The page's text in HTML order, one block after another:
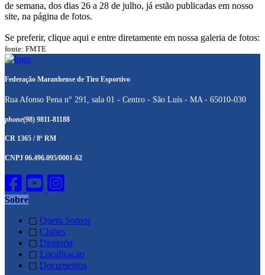
de semana, dos dias 26 a 28 de julho, já estão publicadas em nosso
site, na página de fotos.
Se preferir, clique aqui e entre diretamente em nossa galeria de fotos:
fonte: FMTE
Federação Maranhense de Tiro Esportivo
Rua Afonso Pena n° 291, sala 01 - Centro - São Luís - MA - 65010-030
phone(98) 9811-81188
CR 1365 / 8ª RM
CNPJ 06.496.095/0001-62
Sobre
▢ Quem Somos
▢ Clubes
▢ Diretoria
▢ Localização
▢ Documentos